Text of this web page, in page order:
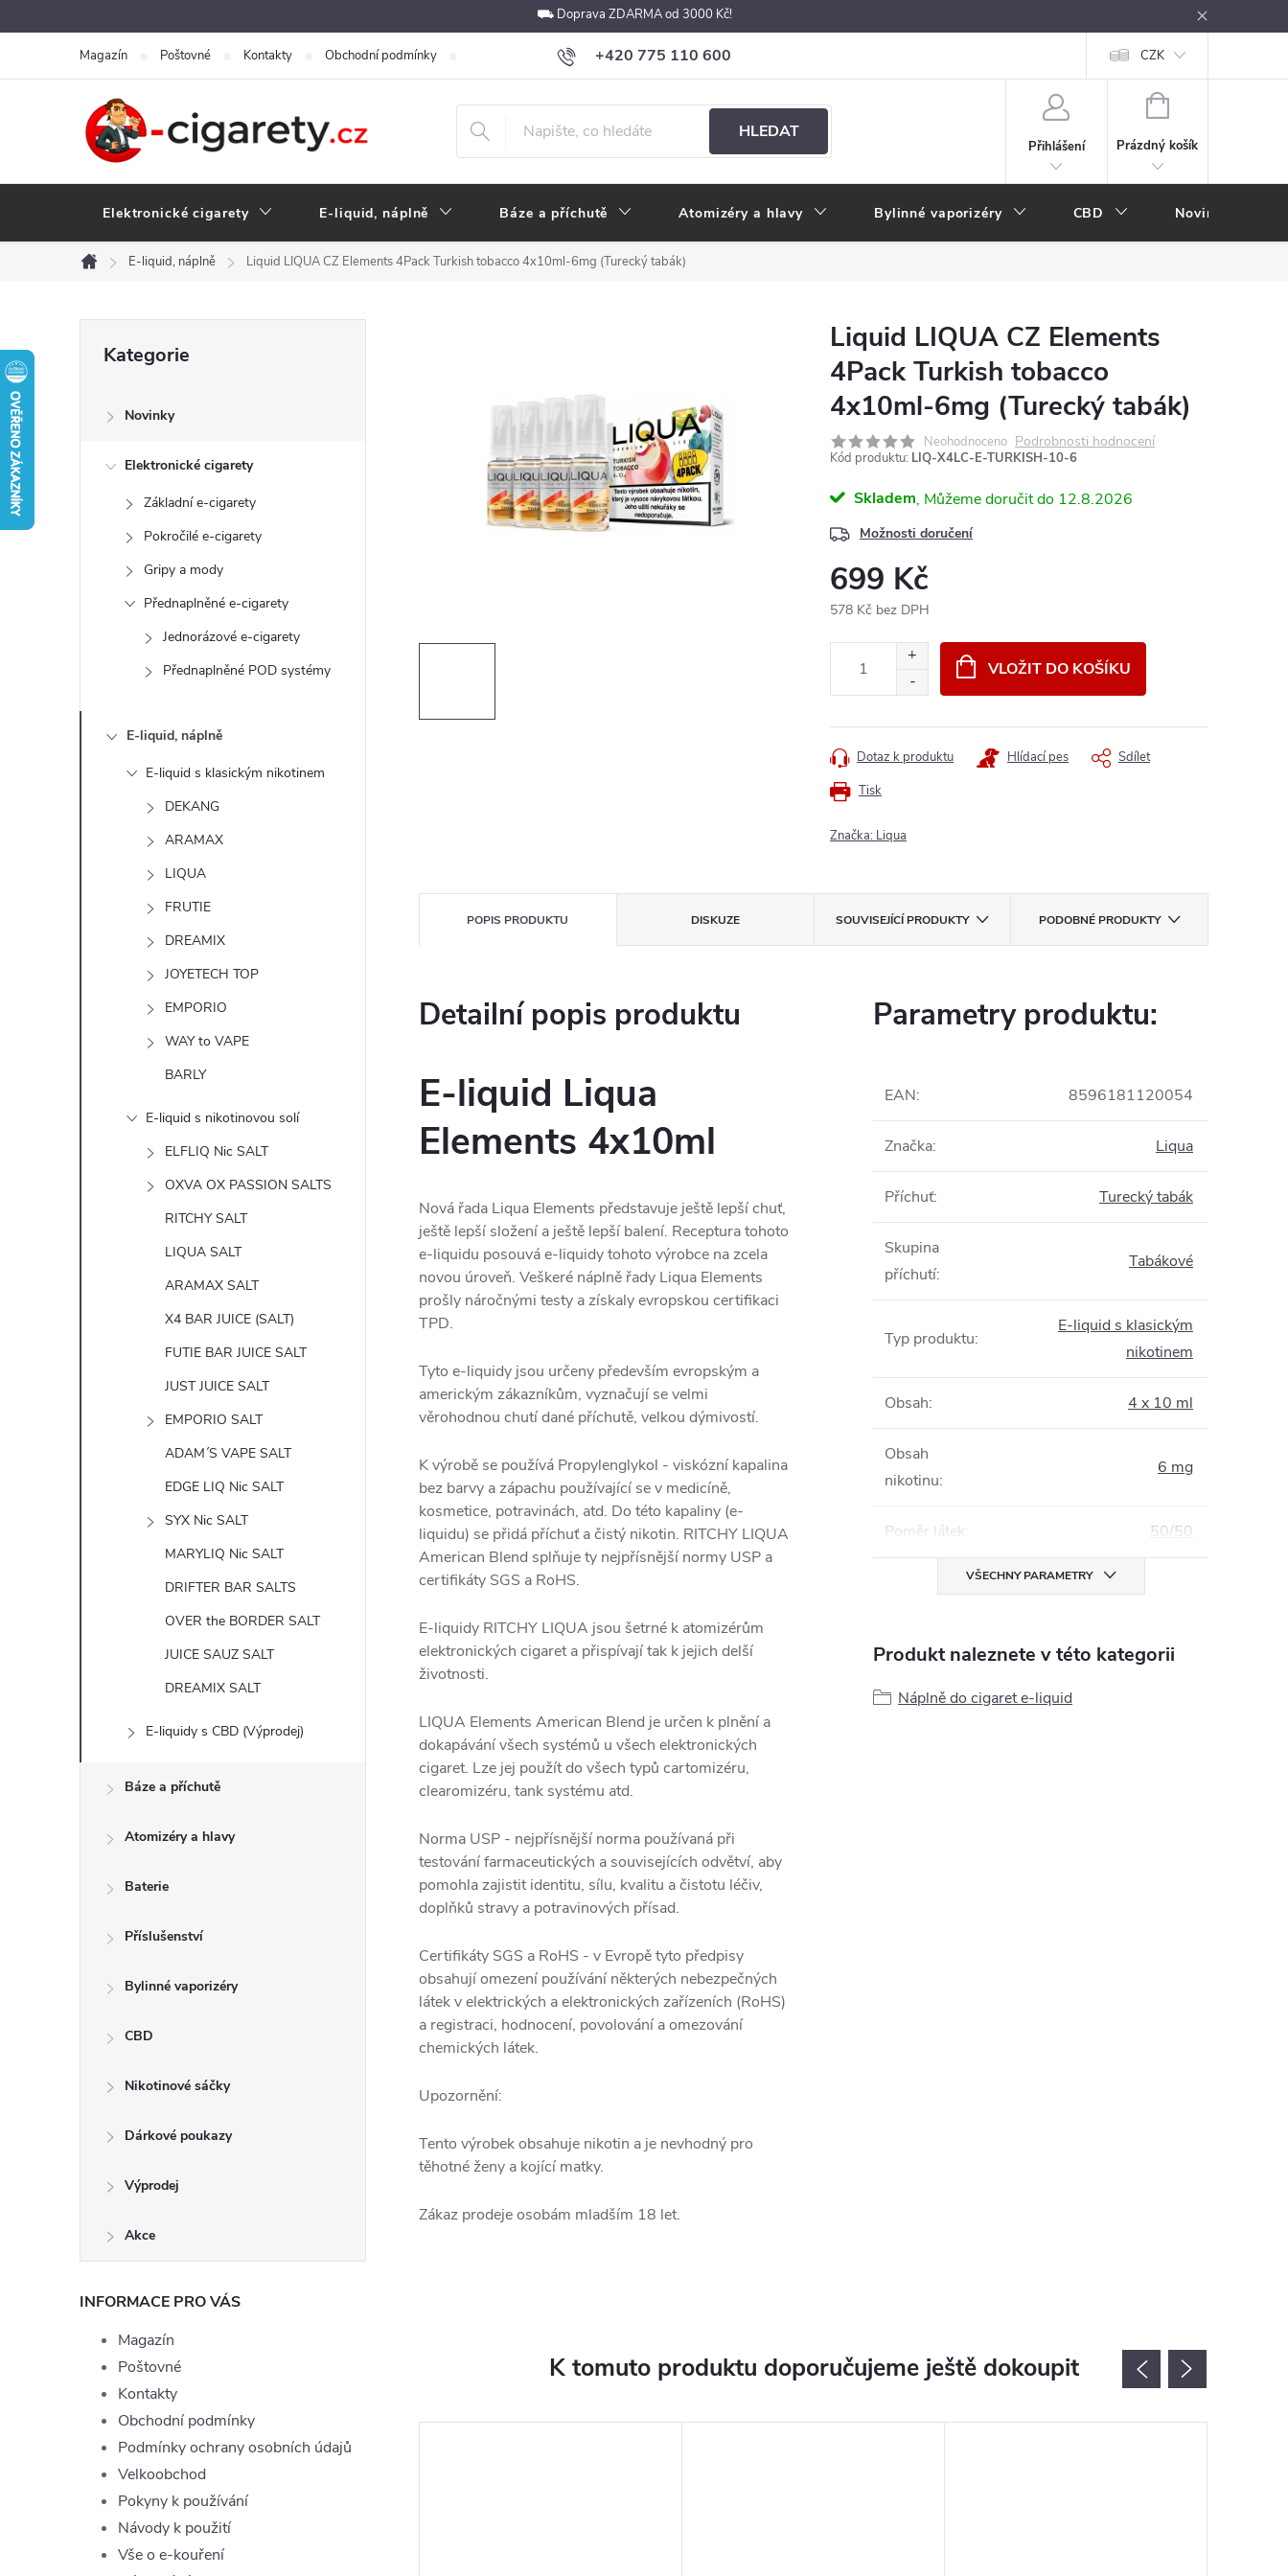
na
⛟ Doprava ZDARMA od 3000 Kč!
+420 775 110 600
obchod@e-cigarety.cz
Magazín Poštovné Kontakty Obchodní podmínky Podmínky ochrany osobních údajů Velkoobchod Vše o e-kouření Nákupní rádce
CZK
HLEDAT
Přihlášení
NÁKUPNÍ
Prázdný košík
Elektronické cigarety E-liquid, náplně Báze a příchutě Atomizéry a hlavy Bylinné vaporizéry CBD Novinky
Domů
E-liquid, náplně Liquid LIQUA CZ Elements 4Pack Turkish tobacco 4x10ml-6mg (Turecký tabák)
í
kategorie
Kategorie
Novinky
Elektronické cigarety
Základní e-cigarety
Pokročilé e-cigarety
Gripy a mody
Přednaplněné e-cigarety
Jednorázové e-cigarety
Přednaplněné POD systémy
E-liquid, náplně
E-liquid s klasickým nikotinem
DEKANG
ARAMAX
LIQUA
FRUTIE
DREAMIX
JOYETECH TOP
EMPORIO
WAY to VAPE
BARLY
E-liquid s nikotinovou solí
ELFLIQ Nic SALT
OXVA OX PASSION SALTS
RITCHY SALT
LIQUA SALT
ARAMAX SALT
X4 BAR JUICE (SALT)
FUTIE BAR JUICE SALT
JUST JUICE SALT
EMPORIO SALT
ADAM´S VAPE SALT
EDGE LIQ Nic SALT
SYX Nic SALT
MARYLIQ Nic SALT
DRIFTER BAR SALTS
OVER the BORDER SALT
JUICE SAUZ SALT
DREAMIX SALT
E-liquidy s CBD (Výprodej)
Báze a příchutě
Atomizéry a hlavy
Baterie
Příslušenství
Bylinné vaporizéry
CBD
Nikotinové sáčky
Dárkové poukazy
Výprodej
Akce
INFORMACE PRO VÁS
Magazín
Poštovné
Kontakty
Obchodní podmínky
Podmínky ochrany osobních údajů
Velkoobchod
Pokyny k používání
Návody k použití
Vše o e-kouření
Liquid LIQUA CZ Elements
4Pack Turkish tobacco
4x10ml-6mg (Turecký tabák)
Neohodnoceno Podrobnosti hodnocení
Kód produktu: LIQ-X4LC-E-TURKISH-10-6
Skladem 12.8.2026
Možnosti doručení
699 Kč
578 Kč bez DPH
VLOŽIT DO KOŠÍKU
Tisk
Dotaz k produktu Hlídací pes Sdílet
Značka: Liqua
POPIS PRODUKTU DISKUZE SOUVISEJÍCÍ PRODUKTY PODOBNÉ PRODUKTY
Detailní popis produktu
E-liquid Liqua
Elements 4x10ml
Nová řada Liqua Elements představuje ještě lepší chuť,
ještě lepší složení a ještě lepší balení. Receptura tohoto
e-liquidu posouvá e-liquidy tohoto výrobce na zcela
novou úroveň. Veškeré náplně řady Liqua Elements
prošly náročnými testy a získaly evropskou certifikaci
TPD.
Tyto e-liquidy jsou určeny především evropským a
americkým zákazníkům, vyznačují se velmi
věrohodnou chutí dané příchutě, velkou dýmivostí.
K výrobě se používá Propylenglykol - viskózní kapalina
bez barvy a zápachu používající se v medicíně,
kosmetice, potravinách, atd. Do této kapaliny (e-
liquidu) se přidá příchuť a čistý nikotin. RITCHY LIQUA
American Blend splňuje ty nejpřísnější normy USP a
certifikáty SGS a RoHS.
E-liquidy RITCHY LIQUA jsou šetrné k atomizérům
elektronických cigaret a přispívají tak k jejich delší
životnosti.
LIQUA Elements American Blend je určen k plnění a
dokapávání všech systémů u všech elektronických
cigaret. Lze jej použít do všech typů cartomizéru,
clearomizéru, tank systému atd.
Norma USP - nejpřísnější norma používaná při
testování farmaceutických a souvisejících odvětví, aby
pomohla zajistit identitu, sílu, kvalitu a čistotu léčiv,
doplňků stravy a potravinových přísad.
Certifikáty SGS a RoHS - v Evropě tyto předpisy
obsahují omezení používání některých nebezpečných
látek v elektrických a elektronických zařízeních (RoHS)
a registraci, hodnocení, povolování a omezování
chemických látek.
Upozornění:
Tento výrobek obsahuje nikotin a je nevhodný pro
těhotné ženy a kojící matky.
Zákaz prodeje osobám mladším 18 let.
Parametry produktu:
EAN: 8596181120054
Značka: Liqua
Příchuť: Turecký tabák
Skupina
příchutí:
Tabákové
Typ produktu:
E-liquid s klasickým
nikotinem
Obsah: 4 x 10 ml
Obsah
nikotinu:
6 mg
Poměr látek: 50/50
VŠECHNY PARAMETRY
Produkt naleznete v této kategorii
Náplně do cigaret e-liquid
K tomuto produktu doporučujeme ještě dokoupit